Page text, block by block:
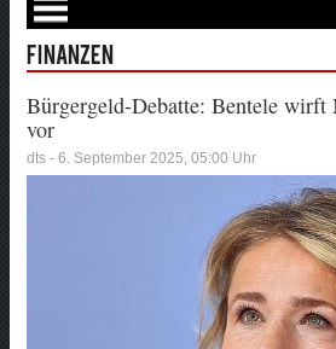
Finanzen
Bürgergeld-Debatte: Bentele wirft
vor
dts - 6. September 2025, 05:00 Uhr